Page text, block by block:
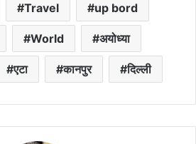
Travel up bord
World अयोध्या
एटा कानपुर दिल्ली